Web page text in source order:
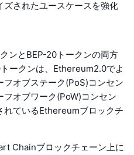
されたユースケースを強化
ンとBEP-20トークンの両方
ークンは、Ethereum2.0でよ
フオブステーク(PoS)コンセン
オブワーク(PoW)コンセン
れているEthereumブロックチ
Chainブロックチェーン上に